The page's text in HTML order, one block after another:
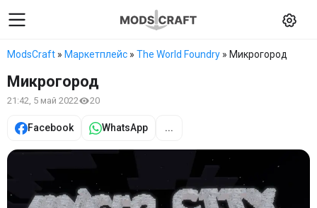
ModsCraft » Маркетплейс » The World Foundry » Микрогород
Микрогород
21:42, 5 май 2022 20
Facebook WhatsApp ...